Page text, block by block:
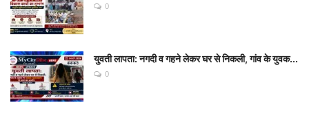
0
युवती लापता: नगदी व गहने लेकर घर से निकली, गांव के युवक...
0